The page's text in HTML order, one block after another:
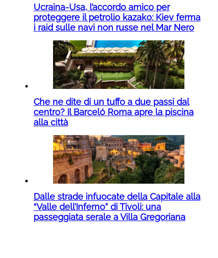
Ucraina-Usa, l’accordo amico per
proteggere il petrolio kazako: Kiev ferma
i raid sulle navi non russe nel Mar Nero
Che ne dite di un tuffo a due passi dal
centro? Il Barceló Roma apre la piscina
alla città
Dalle strade infuocate della Capitale alla
“Valle dell’Inferno” di Tivoli: una
passeggiata serale a Villa Gregoriana